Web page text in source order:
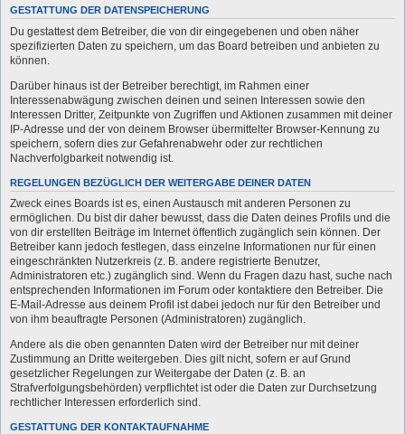
GESTATTUNG DER DATENSPEICHERUNG
Du gestattest dem Betreiber, die von dir eingegebenen und oben näher
spezifizierten Daten zu speichern, um das Board betreiben und anbieten zu
können.
Darüber hinaus ist der Betreiber berechtigt, im Rahmen einer
Interessenabwägung zwischen deinen und seinen Interessen sowie den
Interessen Dritter, Zeitpunkte von Zugriffen und Aktionen zusammen mit deiner
IP-Adresse und der von deinem Browser übermittelter Browser-Kennung zu
speichern, sofern dies zur Gefahrenabwehr oder zur rechtlichen
Nachverfolgbarkeit notwendig ist.
REGELUNGEN BEZÜGLICH DER WEITERGABE DEINER DATEN
Zweck eines Boards ist es, einen Austausch mit anderen Personen zu
ermöglichen. Du bist dir daher bewusst, dass die Daten deines Profils und die
von dir erstellten Beiträge im Internet öffentlich zugänglich sein können. Der
Betreiber kann jedoch festlegen, dass einzelne Informationen nur für einen
eingeschränkten Nutzerkreis (z. B. andere registrierte Benutzer,
Administratoren etc.) zugänglich sind. Wenn du Fragen dazu hast, suche nach
entsprechenden Informationen im Forum oder kontaktiere den Betreiber. Die
E-Mail-Adresse aus deinem Profil ist dabei jedoch nur für den Betreiber und
von ihm beauftragte Personen (Administratoren) zugänglich.
Andere als die oben genannten Daten wird der Betreiber nur mit deiner
Zustimmung an Dritte weitergeben. Dies gilt nicht, sofern er auf Grund
gesetzlicher Regelungen zur Weitergabe der Daten (z. B. an
Strafverfolgungsbehörden) verpflichtet ist oder die Daten zur Durchsetzung
rechtlicher Interessen erforderlich sind.
GESTATTUNG DER KONTAKTAUFNAHME